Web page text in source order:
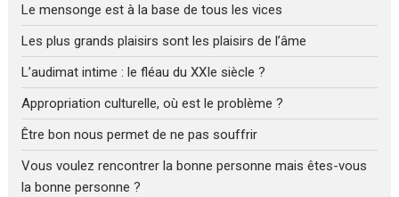
Le mensonge est à la base de tous les vices
Les plus grands plaisirs sont les plaisirs de l’âme
L’audimat intime : le fléau du XXIe siècle ?
Appropriation culturelle, où est le problème ?
Être bon nous permet de ne pas souffrir
Vous voulez rencontrer la bonne personne mais êtes-vous
la bonne personne ?